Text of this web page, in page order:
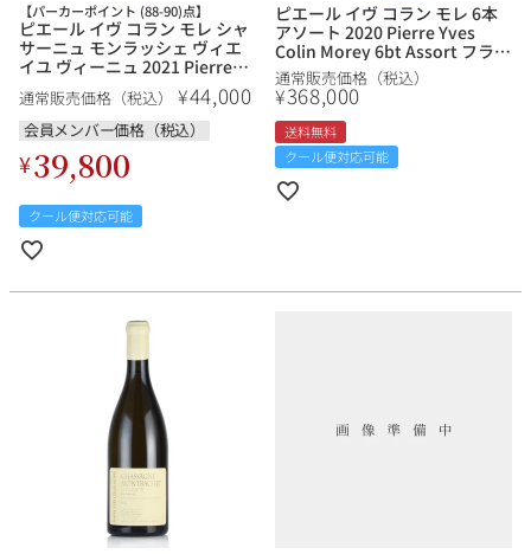
【パーカーポイント (88-90)点】
ピエール イヴ コラン モレ シャ
サーニュ モンラッシェ ヴィエ
イユ ヴィーニュ 2021 Pierre
Yves Colin Morey Chassagne
Montrachet Vieilles Vignes フ
ランス ブルゴーニュ 白ワイン
通常販売価格（税込） ¥44,000
会員メンバー価格（税込）
¥39,800
クール便対応可能
ピエール イヴ コラン モレ 6本
アソート 2020 Pierre Yves
Colin Morey 6bt Assort フラン
ス ブルゴーニュ セット
通常販売価格（税込）
¥368,000
送料無料
クール便対応可能